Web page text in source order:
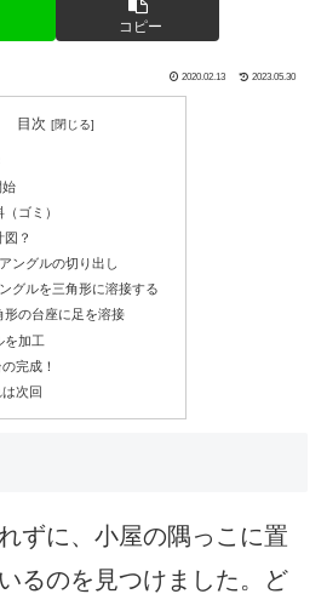
コピー
2020.02.13 2023.05.30
目次
始
（ゴミ）
図？
ングルの切り出し
グルを三角形に溶接する
形の台座に足を溶接
を加工
完成！
次回
ずに、小屋の隅っこに置
るのを見つけました。
ど